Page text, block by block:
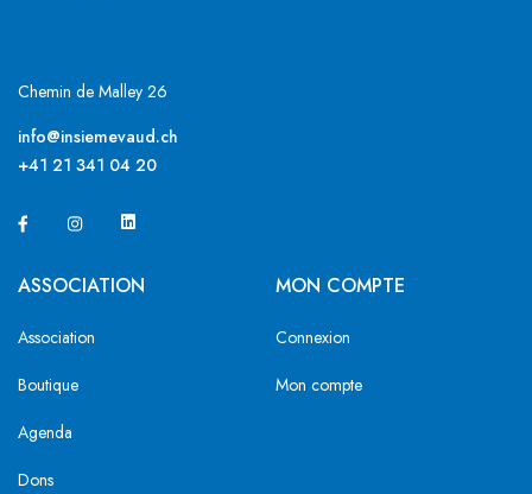
Chemin de Malley 26
info@insiemevaud.ch
+41 21 341 04 20
ASSOCIATION
Association
Boutique
Agenda
Dons
MON COMPTE
Connexion
Mon compte